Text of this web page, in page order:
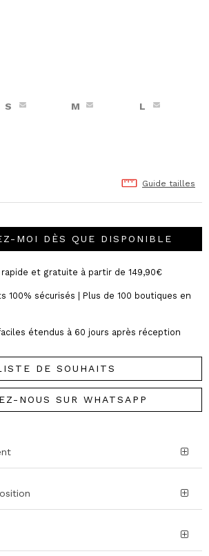
S M L
Guide tailles
MOI DÈS QUE DISPONIBLE
rapide et gratuite à partir de 149,90€
100% sécurisés | Plus de 100 boutiques en
étendus à 60 jours après réception
DE SOUHAITS
NOUS SUR WHATSAPP